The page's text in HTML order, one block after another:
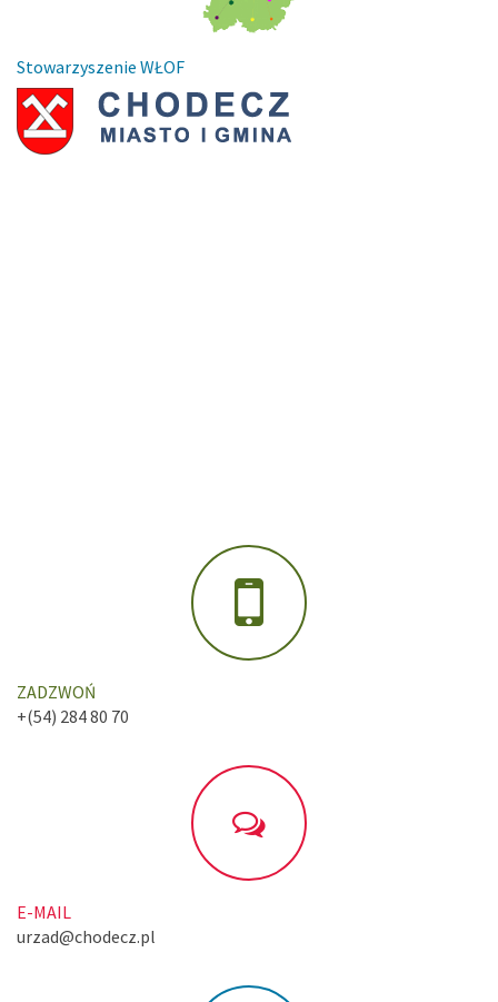
Stowarzyszenie WŁOF
ZADZWOŃ
+(54) 284 80 70
E-MAIL
urzad@chodecz.pl